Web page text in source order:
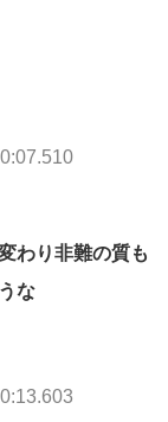
わり非難の質も
な